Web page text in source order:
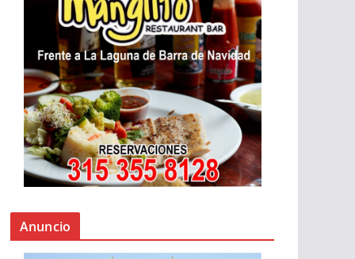
Anuncio